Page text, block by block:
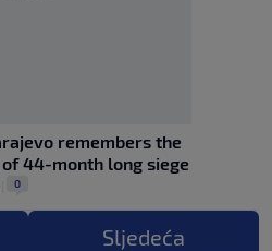
remembers the
44-month long siege
0
Sljedeća